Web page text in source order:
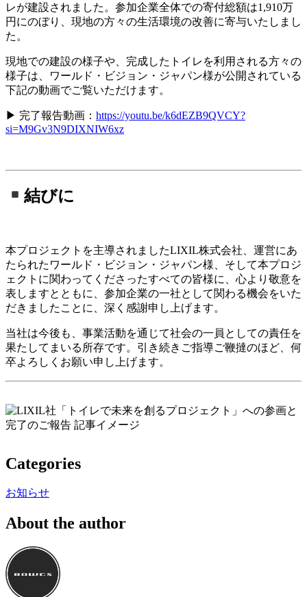
レが建設されました。参加企業全体での寄付総額は1,910万
円にのぼり、現地の方々の生活環境の改善に寄与いたしまし
た。
現地での建設の様子や、完成したトイレを利用される方々の
様子は、ワールド・ビジョン・ジャパン様が公開されている
下記の動画でご覧いただけます。
▶ 完了報告動画： https://youtu.be/k6dEZB9QVCY?
si=M9Gv3N9DIXNIW6xz
結びに
本プロジェクトを主導されましたLIXIL株式会社、運営にあ
たられたワールド・ビジョン・ジャパン様、そして本プロジ
ェクトに関わってくださったすべての皆様に、心より敬意を
表しますとともに、参加企業の一社として関わる機会をいた
だきましたことに、深く感謝申し上げます。
当社は今後も、事業活動を通じて社会の一員としての責任を
果たしてまいる所存です。引き続きご指導ご鞭撻のほど、何
卒よろしくお願い申し上げます。
Categories
お知らせ
About the author